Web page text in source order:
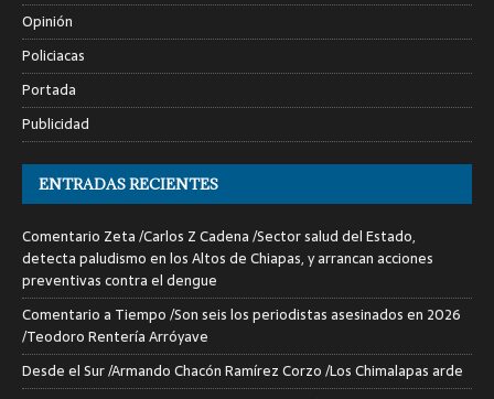
Opinión
Policiacas
Portada
Publicidad
ENTRADAS RECIENTES
Comentario Zeta /Carlos Z Cadena /Sector salud del Estado,
detecta paludismo en los Altos de Chiapas, y arrancan acciones
preventivas contra el dengue
Comentario a Tiempo /Son seis los periodistas asesinados en 2026
/Teodoro Rentería Arróyave
Desde el Sur /Armando Chacón Ramírez Corzo /Los Chimalapas arde